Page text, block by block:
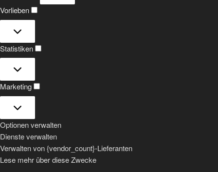
Vorlieben
Statistiken
Marketing
Optionen verwalten
Dienste verwalten
Verwalten von {vendor_count}-Lieferanten
Lese mehr über diese Zwecke